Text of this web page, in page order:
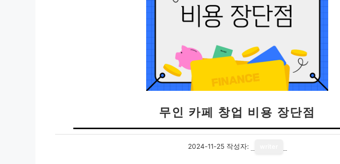
무인 카페 창업 비용 장단점
2024-11-25 작성자: